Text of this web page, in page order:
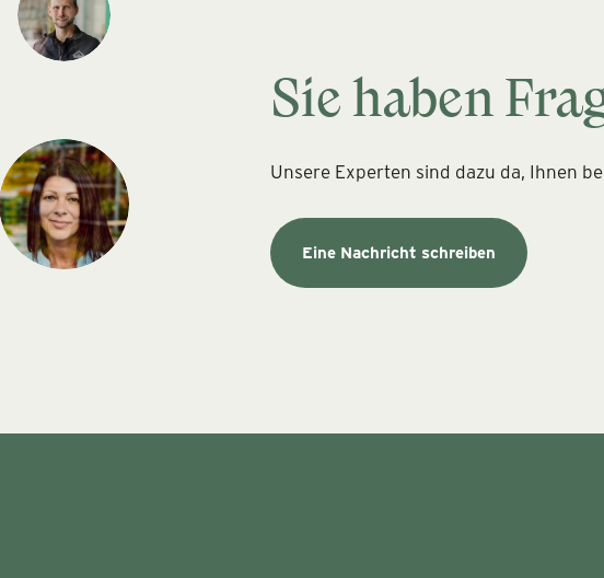
Sie haben
Unsere Experten sind dazu da, Ihnen
Eine Nachricht schreiben